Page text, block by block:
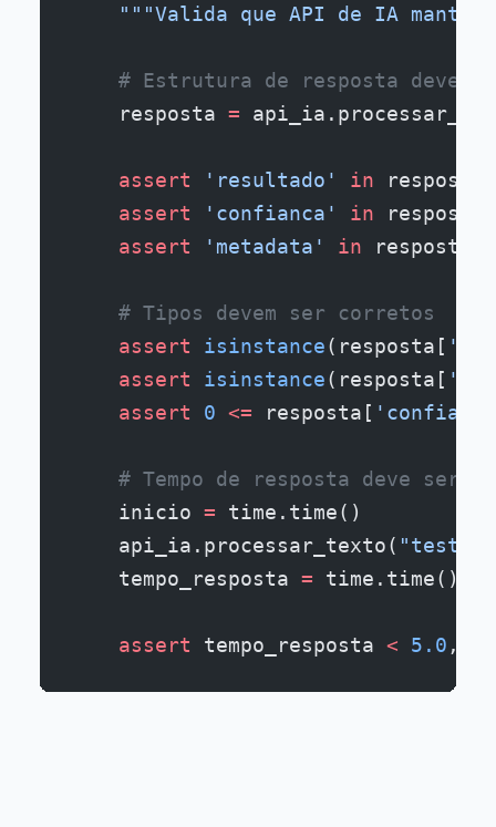
"""Valida que API de IA mantém
# Estrutura de resposta deve
    resposta
=
    assert
'resultado' in resposta
    assert
'confianca' in resposta
    assert
'metadata' in resposta
    # Tipos devem ser corretos
    assert
isinstance(resposta[
    assert
isinstance(resposta[
    assert
0 <= resposta[
# Tempo de resposta deve ser
    inicio
= time.time()
    api_ia.processar_texto(
"teste"
    tempo_resposta
= time.time()
    assert
tempo_resposta < 5.0 ,